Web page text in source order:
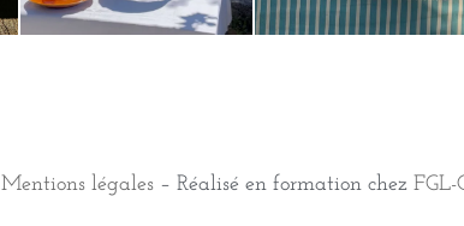
Mentions légales– Réalisé en formation chez FGL-